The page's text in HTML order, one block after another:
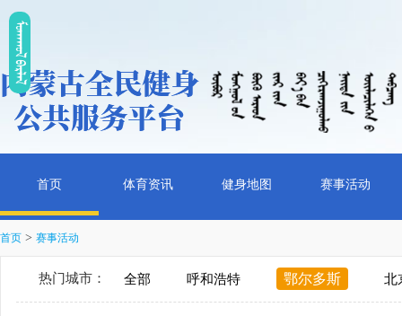
ᠮᠤᠡᠭᠭᠤᠯ ᠪᠠᠷᠯᠠᠯ
首页 体育资讯 健身地图 赛事活动
首页 > 赛事活动
热门城市： 全部 呼和浩特 鄂尔多斯 北